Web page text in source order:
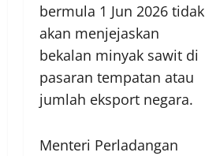
bermula 1 Jun 2026 tidak
akan menjejaskan
bekalan minyak sawit di
pasaran tempatan atau
jumlah eksport negara.
Menteri Perladangan